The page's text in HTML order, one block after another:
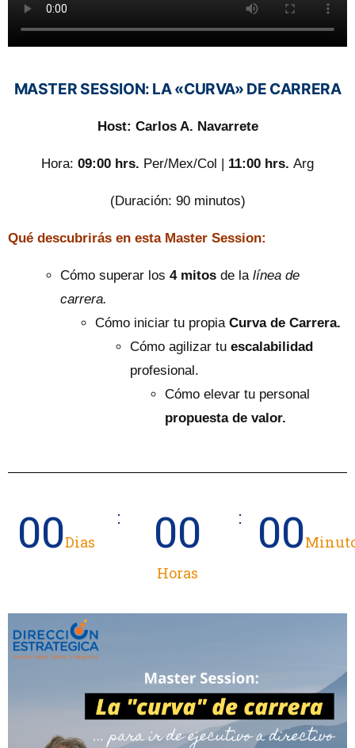
MASTER SESSION: LA «CURVA» DE CARRERA
Host: Carlos A. Navarrete
Hora: 09:00 hrs. Per/Mex/Col | 11:00 hrs. Arg
(Duración: 90 minutos)
Qué descubrirás en esta Master Session:
Cómo superar los 4 mitos de la línea de
carrera.
Cómo iniciar tu propia Curva de Carrera.
Cómo agilizar tu escalabilidad
profesional.
Cómo elevar tu personal
propuesta de valor.
00Dias 00
Horas
00